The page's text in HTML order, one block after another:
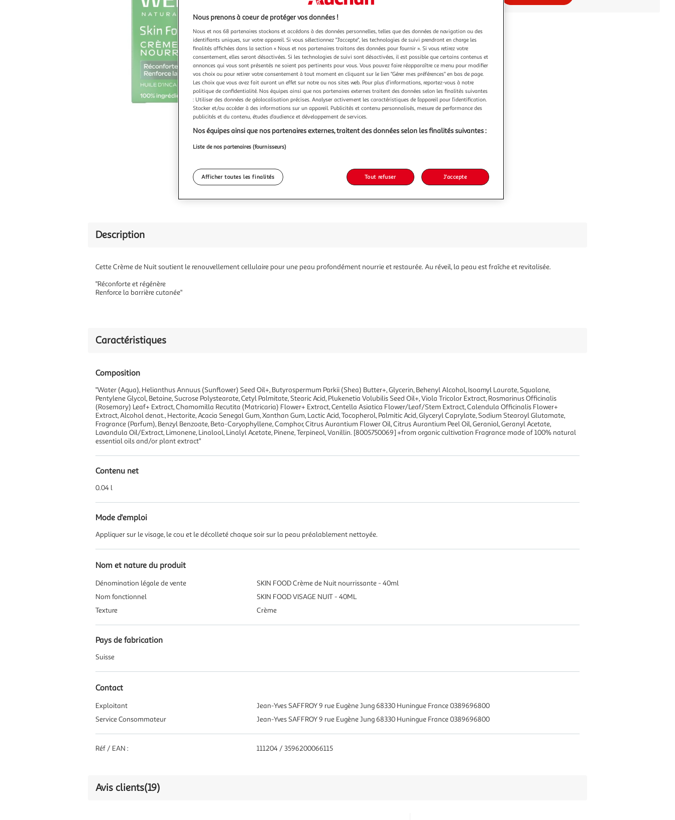
Description
Cette Crème de Nuit soutient le renouvellement cellulaire pour une peau profondément nourrie et restaurée. Au réveil, la peau est fraîche et revitalisée.
"Réconforte et régénère
Renforce la barrière cutanée"
Caractéristiques
Composition
"Water (Aqua), Helianthus Annuus (Sunflower) Seed Oil+, Butyrospermum Parkii (Shea) Butter+, Glycerin, Behenyl Alcohol, Isoamyl Laurate, Squalane,
Pentylene Glycol, Betaine, Sucrose Polystearate, Cetyl Palmitate, Stearic Acid, Plukenetia Volubilis Seed Oil+, Viola Tricolor Extract, Rosmarinus Officinalis
(Rosemary) Leaf+ Extract, Chamomilla Recutita (Matricaria) Flower+ Extract, Centella Asiatica Flower/Leaf/Stem Extract, Calendula Officinalis Flower+
Extract, Alcohol denat., Hectorite, Acacia Senegal Gum, Xanthan Gum, Lactic Acid, Tocopherol, Palmitic Acid, Glyceryl Caprylate, Sodium Stearoyl Glutamate,
Fragrance (Parfum), Benzyl Benzoate, Beta-Caryophyllene, Camphor, Citrus Aurantium Flower Oil, Citrus Aurantium Peel Oil, Geraniol, Geranyl Acetate,
Lavandula Oil/Extract, Limonene, Linalool, Linalyl Acetate, Pinene, Terpineol, Vanillin. [8005750069] +from organic cultivation Fragrance made of 100% natural
essential oils and/or plant extract"
Contenu net
0.04 l
Mode d'emploi
Appliquer sur le visage, le cou et le décolleté chaque soir sur la peau préalablement nettoyée.
Nom et nature du produit
Dénomination légale de vente
SKIN FOOD Crème de Nuit nourrissante - 40ml
Nom fonctionnel
SKIN FOOD VISAGE NUIT - 40ML
Texture
Crème
Pays de fabrication
Suisse
Contact
Exploitant
Jean-Yves SAFFROY 9 rue Eugène Jung 68330 Huningue France 0389696800
Service Consommateur
Jean-Yves SAFFROY 9 rue Eugène Jung 68330 Huningue France 0389696800
Réf / EAN : 111204 / 3596200066115
Avis clients(19)
Nous prenons à coeur de protéger vos données !
Nous et nos 68 partenaires stockons et accédons à des données personnelles, telles que des données de navigation ou des
identifiants uniques, sur votre appareil. Si vous sélectionnez "J'accepte", les technologies de suivi prendront en charge les
finalités affichées dans la section « Nous et nos partenaires traitons des données pour fournir ». Si vous retirez votre
consentement, elles seront désactivées. Si les technologies de suivi sont désactivées, il est possible que certains contenus et
annonces qui vous sont présentés ne soient pas pertinents pour vous. Vous pouvez faire réapparaître ce menu pour modifier
vos choix ou pour retirer votre consentement à tout moment en cliquant sur le lien "Gérer mes préférences" en bas de page.
Les choix que vous avez fait auront un effet sur notre ou nos sites web. Pour plus d’informations, reportez-vous à notre
politique de confidentialité. Nos équipes ainsi que nos partenaires externes traitent des données selon les finalités suivantes
: Utiliser des données de géolocalisation précises. Analyser activement les caractéristiques de l’appareil pour l’identification.
Stocker et/ou accéder à des informations sur un appareil. Publicités et contenu personnalisés, mesure de performance des
publicités et du contenu, études d’audience et développement de services.
Nos équipes ainsi que nos partenaires externes, traitent des données selon les finalités suivantes :
Liste de nos partenaires (fournisseurs)
Afficher toutes les finalités Tout refuser J'accepte